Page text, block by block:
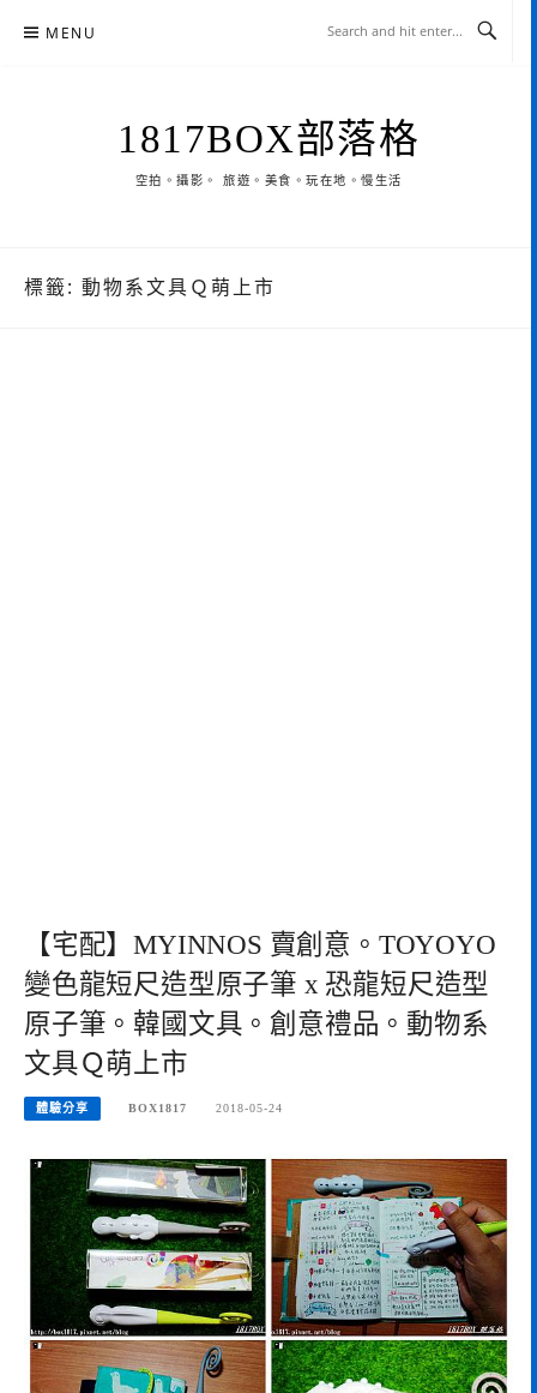
MENU
1817BOX部落格
空拍。攝影。 旅遊。美食。玩在地。慢生活
標籤: 動物系文具Ｑ萌上市
【宅配】MYINNOS 賣創意。TOYOYO
變色龍短尺造型原子筆 x 恐龍短尺造型
原子筆。韓國文具。創意禮品。動物系
文具Ｑ萌上市
體驗分享 BOX1817 2018-05-24